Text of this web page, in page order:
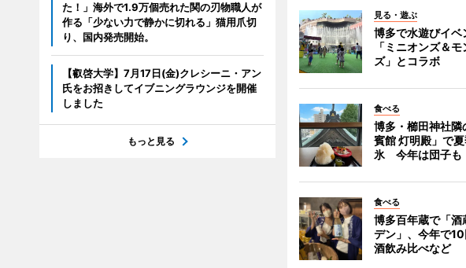
見る・遊ぶ
博多で水遊びイ
「ミニオンズ＆
ズ」とコラボ
食べる
博多・櫛田神社隣
賓館 灯明殿」で
氷 今年は団子も
食べる
博多百年蔵で「酒
デン」、今年で
酒飲み比べなど
た！」海外で1.9万個売れた関の刃物職人が
作る「少ない力で静かに切れる」猫用爪切
り、国内発売開始。
【叡啓大学】7月17日(金)クレシーニ・アン
氏をお招きしてイブニングラウンジを開催
しました
もっと見る